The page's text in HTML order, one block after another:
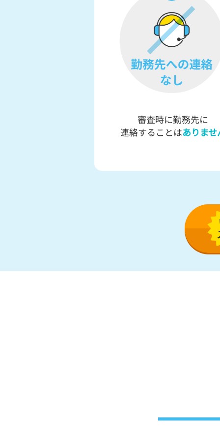
審査時に勤務先に
連絡することはありませ